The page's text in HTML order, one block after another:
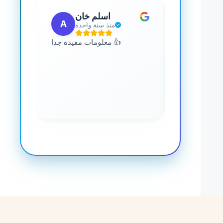
A
اسلم خان
منذ سنة واحدة
معلومات مفيدة جدا 👍